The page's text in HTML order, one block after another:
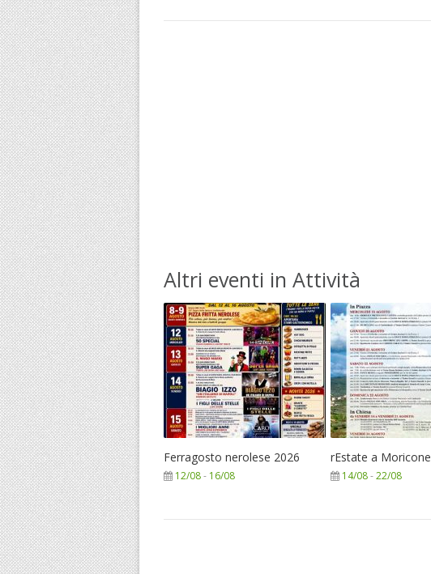
Altri eventi in Attività
Ferragosto nerolese 2026
12/08- 16/08
rEstate a Moricone
14/08-22/08